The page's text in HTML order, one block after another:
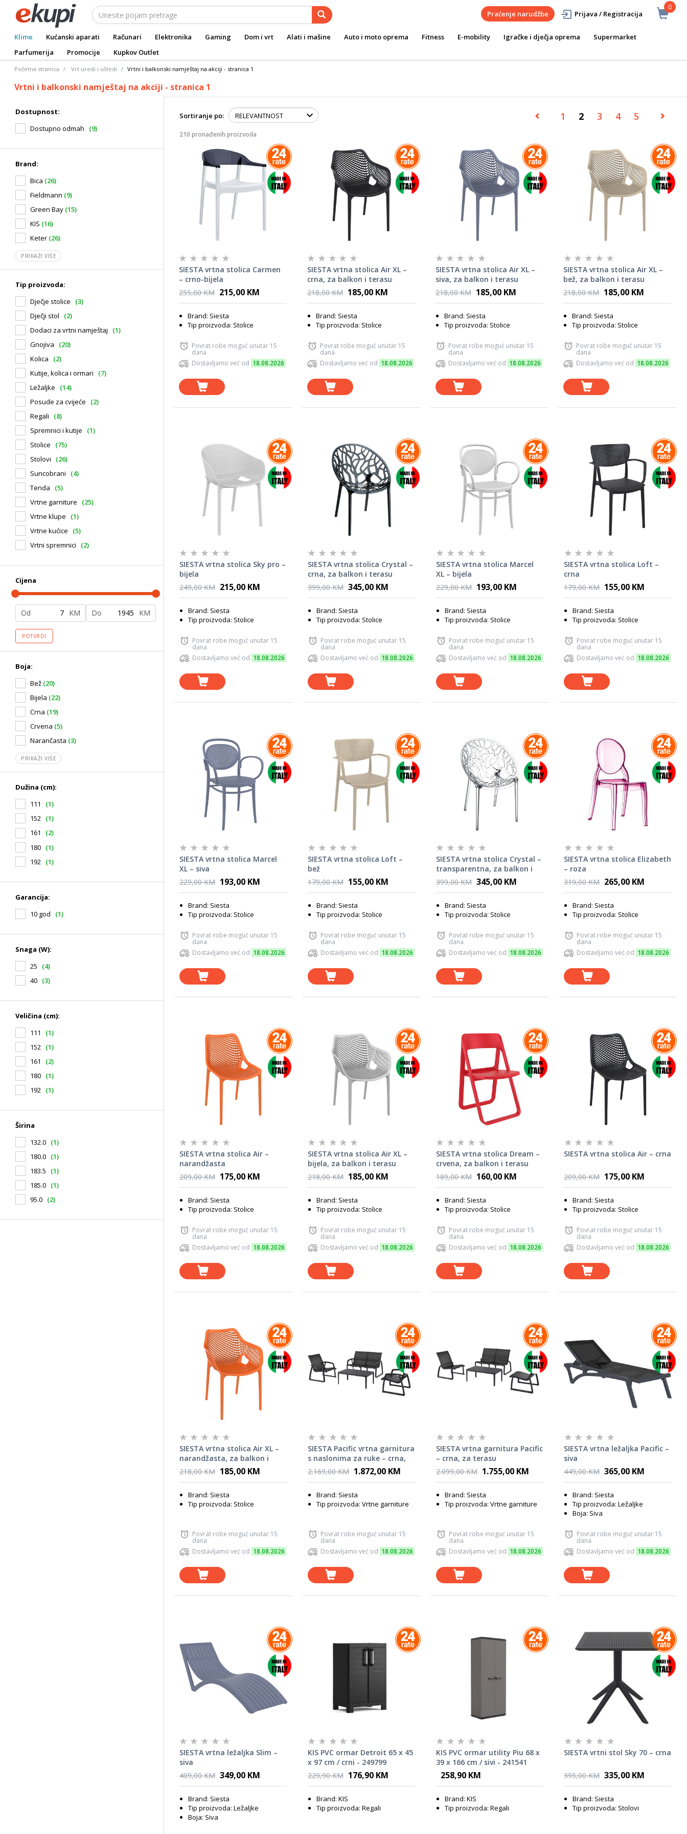
0
Praćenje narudžbe Prijava / Registracija
Klime Kućanski aparati Računari Elektronika Gaming Dom i vrt Alati i mašine Auto i moto oprema Fitness E-mobility Igračke i dječja oprema
Supermarket
Parfumerija
Promocije Kupkov Outlet
Početna stranica Vrt uredi i uštedi Vrtni i balkonski namještaj na akciji - stranica 1
Vrtni i balkonski namještaj na akciji - stranica 1
Dostupnost:
Dostupno odmah
(9)
Brand:
Bica (26)
Fieldmann (9)
Green Bay (15)
KIS (16)
Keter (26)
PRIKAŽI VIŠE
Tip proizvoda:
Dječje stolice
(3)
Dječji stol
(2)
Dodaci za vrtni namještaj
(1)
Gnojiva
(20)
Kolica
(2)
Kutije, kolica i ormari
(7)
Ležaljke
(14)
Posude za cvijeće
(2)
Regali
(8)
Spremnici i kutije
(1)
Stolice
(75)
Stolovi
(26)
Suncobrani
(4)
Tenda
(5)
Vrtne garniture
(25)
Vrtne klupe
(1)
Vrtne kućice
(5)
Vrtni spremnici
(2)
Cijena
Od KM Do KM
POTVRDI
Boja:
Bež (20)
Bijela (22)
Crna (19)
Crvena (5)
Narančasta (3)
PRIKAŽI VIŠE
Dužina (cm):
111
(1)
152 (1)
161
(2)
180 (1)
192
(1)
Garancija:
10 god
(1)
Snaga (W):
25
(4)
40 (3)
Veličina (cm):
111
(1)
152
(1)
161
(2)
180 (1)
192 (1)
Širina
132.0 (1)
180.0 (1)
183.5
(1)
185.0 (1)
95.0 (2)
Sortiranje po: 1 2 3 4 5
210 pronađenih proizvoda
SIESTA vrtna stolica Carmen
– crno-bijela
255,00 KM 215,00 KM
Brand: Siesta
Tip proizvoda: Stolice
Povrat robe moguć unutar 15
dana
Dostavljamo već od 18.08.2026
SIESTA vrtna stolica Air XL –
crna, za balkon i terasu
218,00 KM 185,00 KM
Brand: Siesta
Tip proizvoda: Stolice
Povrat robe moguć unutar 15
dana
Dostavljamo već od 18.08.2026
SIESTA vrtna stolica Air XL –
siva, za balkon i terasu
218,00 KM 185,00 KM
Brand: Siesta
Tip proizvoda: Stolice
Povrat robe moguć unutar 15
dana
Dostavljamo već od 18.08.2026
SIESTA vrtna stolica Air XL –
bež, za balkon i terasu
218,00 KM 185,00 KM
Brand: Siesta
Tip proizvoda: Stolice
Povrat robe moguć unutar 15
dana
Dostavljamo već od 18.08.2026
SIESTA vrtna stolica Sky pro –
bijela
249,00 KM 215,00 KM
Brand: Siesta
Tip proizvoda: Stolice
Povrat robe moguć unutar 15
dana
Dostavljamo već od 18.08.2026
SIESTA vrtna stolica Crystal –
crna, za balkon i terasu
399,00 KM 345,00 KM
Brand: Siesta
Tip proizvoda: Stolice
Povrat robe moguć unutar 15
dana
Dostavljamo već od 18.08.2026
SIESTA vrtna stolica Marcel
XL – bijela
229,00 KM 193,00 KM
Brand: Siesta
Tip proizvoda: Stolice
Povrat robe moguć unutar 15
dana
Dostavljamo već od 18.08.2026
SIESTA vrtna stolica Loft –
crna
179,00 KM 155,00 KM
Brand: Siesta
Tip proizvoda: Stolice
Povrat robe moguć unutar 15
dana
Dostavljamo već od 18.08.2026
SIESTA vrtna stolica Marcel
XL – siva
229,00 KM 193,00 KM
Brand: Siesta
Tip proizvoda: Stolice
Povrat robe moguć unutar 15
dana
Dostavljamo već od 18.08.2026
SIESTA vrtna stolica Loft –
bež
179,00 KM 155,00 KM
Brand: Siesta
Tip proizvoda: Stolice
Povrat robe moguć unutar 15
dana
Dostavljamo već od 18.08.2026
SIESTA vrtna stolica Crystal –
transparentna, za balkon i
terasu
399,00 KM 345,00 KM
Brand: Siesta
Tip proizvoda: Stolice
Povrat robe moguć unutar 15
dana
Dostavljamo već od 18.08.2026
SIESTA vrtna stolica Elizabeth
– roza
319,00 KM 265,00 KM
Brand: Siesta
Tip proizvoda: Stolice
Povrat robe moguć unutar 15
dana
Dostavljamo već od 18.08.2026
SIESTA vrtna stolica Air –
narandžasta
209,00 KM 175,00 KM
Brand: Siesta
Tip proizvoda: Stolice
Povrat robe moguć unutar 15
dana
Dostavljamo već od 18.08.2026
SIESTA vrtna stolica Air XL –
bijela, za balkon i terasu
218,00 KM 185,00 KM
Brand: Siesta
Tip proizvoda: Stolice
Povrat robe moguć unutar 15
dana
Dostavljamo već od 18.08.2026
SIESTA vrtna stolica Dream –
crvena, za balkon i terasu
189,00 KM 160,00 KM
Brand: Siesta
Tip proizvoda: Stolice
Povrat robe moguć unutar 15
dana
Dostavljamo već od 18.08.2026
SIESTA vrtna stolica Air – crna
209,00 KM 175,00 KM
Brand: Siesta
Tip proizvoda: Stolice
Povrat robe moguć unutar 15
dana
Dostavljamo već od 18.08.2026
SIESTA vrtna stolica Air XL –
narandžasta, za balkon i
terasu
218,00 KM 185,00 KM
Brand: Siesta
Tip proizvoda: Stolice
Povrat robe moguć unutar 15
dana
Dostavljamo već od 18.08.2026
SIESTA Pacific vrtna garnitura
s naslonima za ruke – crna,
za terasu
2.169,00 KM 1.872,00 KM
Brand: Siesta
Tip proizvoda: Vrtne garniture
Povrat robe moguć unutar 15
dana
Dostavljamo već od 18.08.2026
SIESTA vrtna garnitura Pacific
– crna, za terasu
2.099,00 KM 1.755,00 KM
Brand: Siesta
Tip proizvoda: Vrtne garniture
Povrat robe moguć unutar 15
dana
Dostavljamo već od 18.08.2026
SIESTA vrtna ležaljka Pacific –
siva
449,00 KM 365,00 KM
Brand: Siesta
Tip proizvoda: Ležaljke
Boja: Siva
Povrat robe moguć unutar 15
dana
Dostavljamo već od 18.08.2026
SIESTA vrtna ležaljka Slim –
siva
409,00 KM 349,00 KM
Brand: Siesta
Tip proizvoda: Ležaljke
Boja: Siva
KIS PVC ormar Detroit 65 x 45
x 97 cm / crni - 249799
229,90 KM 176,90 KM
Brand: KIS
Tip proizvoda: Regali
KIS PVC ormar utility Piu 68 x
39 x 166 cm / sivi - 241541
258,90 KM
Brand: KIS
Tip proizvoda: Regali
SIESTA vrtni stol Sky 70 – crna
395,00 KM 335,00 KM
Brand: Siesta
Tip proizvoda: Stolovi